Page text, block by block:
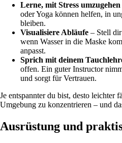
Lerne, mit Stress umzugehen
oder Yoga können helfen, in
bleiben.
Visualisiere Abläufe – Stell
wenn Wasser in die Maske
anpasst.
Sprich mit deinem
offen. Ein guter Instructor
und sorgt für Vertrauen.
Je entspannter du bist, desto leichter
Umgebung zu konzentrieren – und
Ausrüstung und